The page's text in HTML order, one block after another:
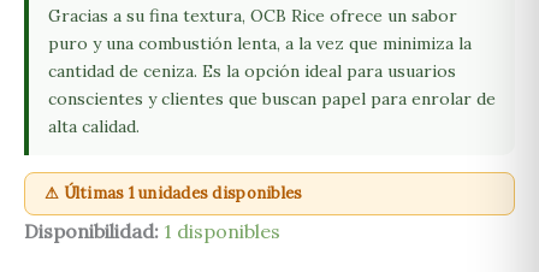
Gracias a su fina textura, OCB Rice ofrece un sabor
puro y una combustión lenta, a la vez que minimiza la
cantidad de ceniza. Es la opción ideal para usuarios
conscientes y clientes que buscan papel para enrolar de
alta calidad.
⚠ Últimas 1 unidades disponibles
Disponibilidad: 1 disponibles